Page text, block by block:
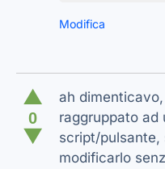
Modifica
▲
0
▼
ah
raggruppato ad
script/pulsante,
modificarlo